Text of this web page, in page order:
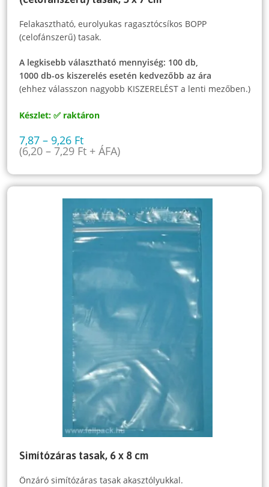
Felakasztható, eurolyukas ragasztócsíkos BOPP
(celofánszerű) tasak.
A legkisebb választható mennyiség: 100 db,
1000 db-os kiszerelés esetén kedvezőbb az ára
(ehhez válasszon nagyobb KISZERELÉST a lenti mezőben.)
Készlet: ✅ raktáron
7,87– 9,26 Ft
(6,20– 7,29 Ft + ÁFA)
Simítózáras tasak, 6 x 8 cm
Önzáró simítózáras tasak akasztólyukkal.